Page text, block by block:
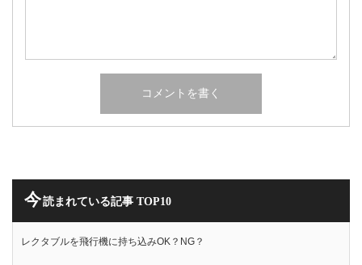
今読まれている記事 TOP10
レクタブルを飛行機に持ち込みOK？NG？